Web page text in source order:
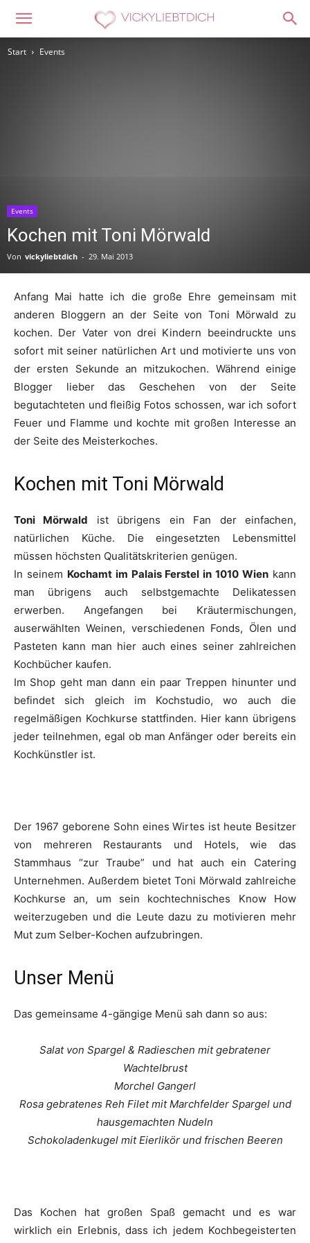
Start Events
Events
Kochen mit Toni Mörwald
Von vickyliebtdich - 29. Mai 2013
Anfang Mai hatte ich die große Ehre gemeinsam mit
anderen Bloggern an der Seite von Toni Mörwald zu
kochen. Der Vater von drei Kindern beeindruckte uns
sofort mit seiner natürlichen Art und motivierte uns von
der ersten Sekunde an mitzukochen. Während einige
Blogger lieber das Geschehen von der Seite
begutachteten und fleißig Fotos schossen, war ich sofort
Feuer und Flamme und kochte mit großen Interesse an
der Seite des Meisterkoches.
Kochen mit Toni Mörwald
Toni Mörwald ist übrigens ein Fan der einfachen,
natürlichen Küche. Die eingesetzten Lebensmittel
müssen höchsten Qualitätskriterien genügen.
In seinem Kochamt im Palais Ferstel in 1010 Wien kann
man übrigens auch selbstgemachte Delikatessen
erwerben. Angefangen bei Kräutermischungen,
auserwählten Weinen, verschiedenen Fonds, Ölen und
Pasteten kann man hier auch eines seiner zahlreichen
Kochbücher kaufen.
Im Shop geht man dann ein paar Treppen hinunter und
befindet sich gleich im Kochstudio, wo auch die
regelmäßigen Kochkurse stattfinden. Hier kann übrigens
jeder teilnehmen, egal ob man Anfänger oder bereits ein
Kochkünstler ist.
Der 1967 geborene Sohn eines Wirtes ist heute Besitzer
von mehreren Restaurants und Hotels, wie das
Stammhaus “zur Traube” und hat auch ein Catering
Unternehmen. Außerdem bietet Toni Mörwald zahlreiche
Kochkurse an, um sein kochtechnisches Know How
weiterzugeben und die Leute dazu zu motivieren mehr
Mut zum Selber-Kochen aufzubringen.
Unser Menü
Das gemeinsame 4-gängige Menü sah dann so aus:
Salat von Spargel & Radieschen mit gebratener
Wachtelbrust
Morchel Gangerl
Rosa gebratenes Reh Filet mit Marchfelder Spargel und
hausgemachten Nudeln
Schokoladenkugel mit Eierlikör und frischen Beeren
Das Kochen hat großen Spaß gemacht und es war
wirklich ein Erlebnis, dass ich jedem Kochbegeisterten